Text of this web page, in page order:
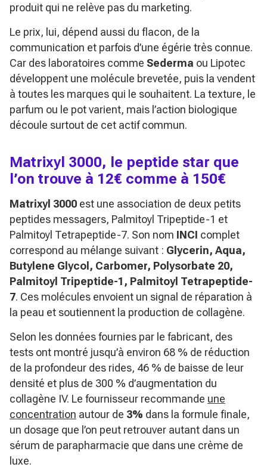
produit qui ne relève pas du marketing.
Le prix, lui, dépend aussi du flacon, de la
communication et parfois d’une égérie très connue.
Car des laboratoires comme Sederma ou Lipotec
développent une molécule brevetée, puis la vendent
à toutes les marques qui le souhaitent. La texture, le
parfum ou le pot varient, mais l’action biologique
découle surtout de cet actif commun.
Matrixyl 3000, le peptide star que
l’on trouve à 12€ comme à 150€
Matrixyl 3000 est une association de deux petits
peptides messagers, Palmitoyl Tripeptide-1 et
Palmitoyl Tetrapeptide-7. Son nom INCI complet
correspond au mélange suivant : Glycerin, Aqua,
Butylene Glycol, Carbomer, Polysorbate 20,
Palmitoyl Tripeptide-1, Palmitoyl Tetrapeptide-
7. Ces molécules envoient un signal de réparation à
la peau et soutiennent la production de collagène.
Selon les données fournies par le fabricant, des
tests ont montré jusqu’à environ 68 % de réduction
de la profondeur des rides, 46 % de baisse de leur
densité et plus de 300 % d’augmentation du
collagène IV. Le fournisseur recommande une
concentration autour de 3% dans la formule finale,
un dosage que l’on peut retrouver autant dans un
sérum de parapharmacie que dans une crème de
luxe.